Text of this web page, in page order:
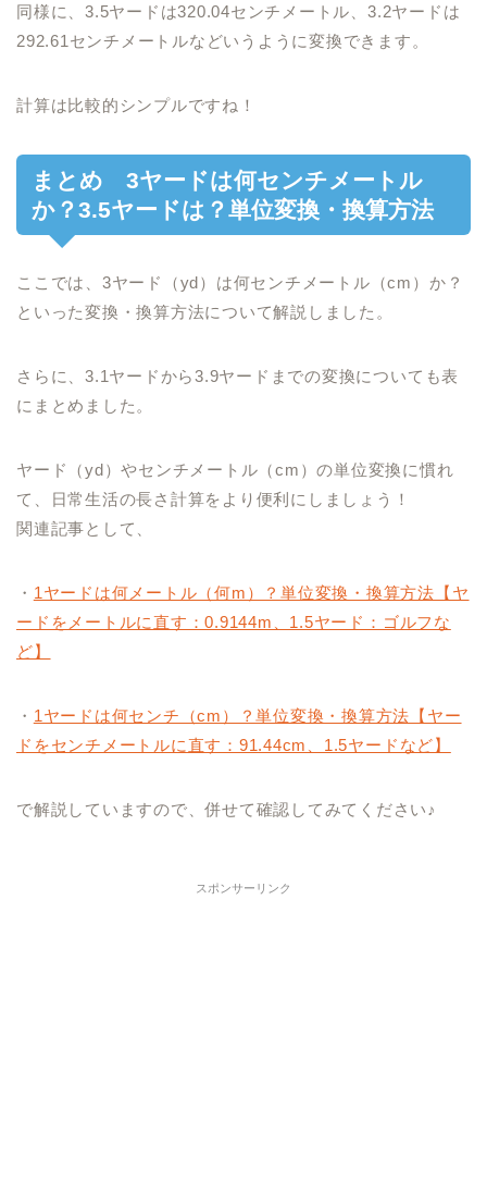
同様に、3.5ヤードは320.04センチメートル、3.2ヤードは
292.61センチメートルなどいうように変換できます。
計算は比較的シンプルですね！
まとめ 3ヤードは何センチメートル
か？3.5ヤードは？単位変換・換算方法
ここでは、3ヤード（yd）は何センチメートル（cm）か？
といった変換・換算方法について解説しました。
さらに、3.1ヤードから3.9ヤードまでの変換についても表
にまとめました。
ヤード（yd）やセンチメートル（cm）の単位変換に慣れ
て、日常生活の長さ計算をより便利にしましょう！
関連記事として、
・ 1ヤードは何メートル（何m）？単位変換・換算方法【ヤ
ードをメートルに直す：0.9144m、1.5ヤード：ゴルフな
ど】
・ 1ヤードは何センチ（cm）？単位変換・換算方法【ヤー
ドをセンチメートルに直す：91.44cm、1.5ヤードなど】
で解説していますので、併せて確認してみてください♪
スポンサーリンク